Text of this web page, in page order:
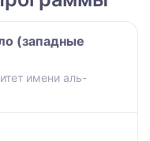
(западные
имени аль-